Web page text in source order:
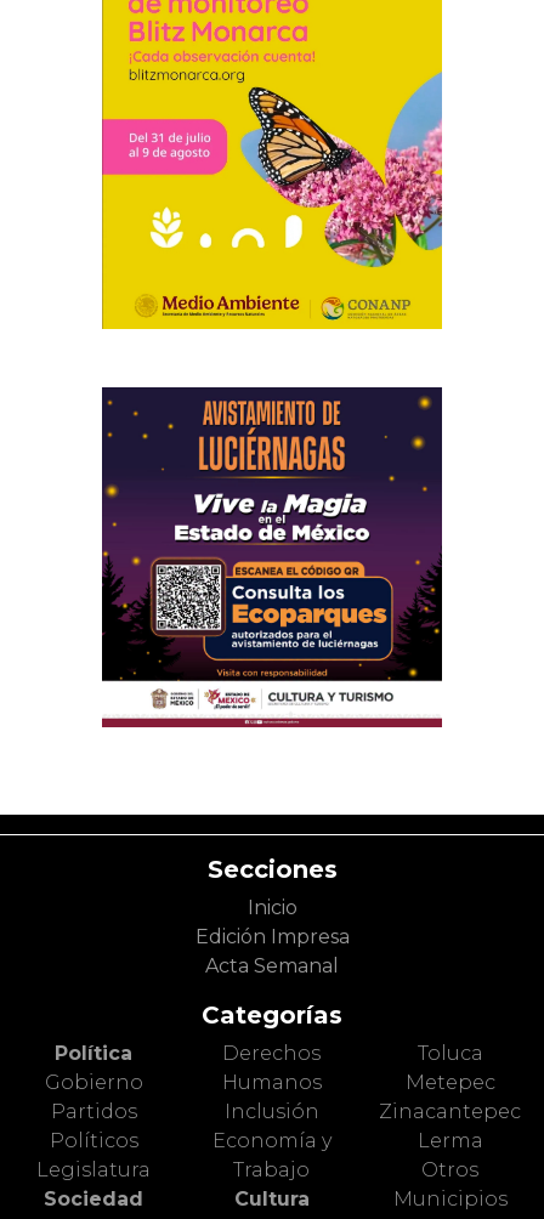
Secciones
Inicio
Edición Impresa
Acta Semanal
Categorías
Política
Gobierno
Partidos
Políticos
Legislatura
Sociedad
Derechos
Humanos
Inclusión
Economía y
Trabajo
Cultura
Toluca
Metepec
Zinacantepec
Lerma
Otros
Municipios